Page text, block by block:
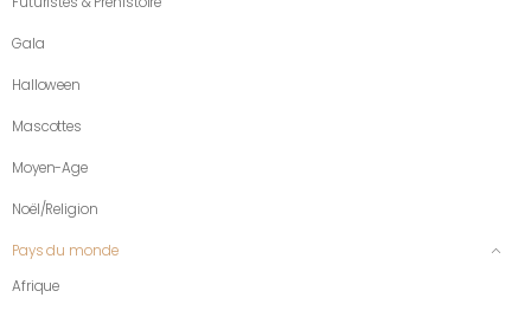
Gala
Halloween
Mascottes
Moyen-Age
Noël/Religion
Pays du monde
Afrique